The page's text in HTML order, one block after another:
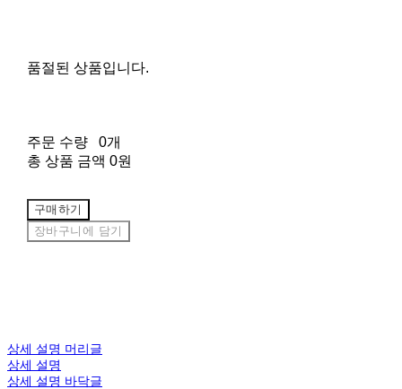
품절된 상품입니다.
주문 수량
0개
총 상품 금액 0원
구매하기
장바구니에 담기
상세 설명 머리글
상세 설명
상세 설명 바닥글